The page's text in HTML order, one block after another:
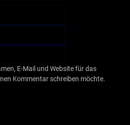
E-Mail und Website für das
Kommentar schreiben möchte.